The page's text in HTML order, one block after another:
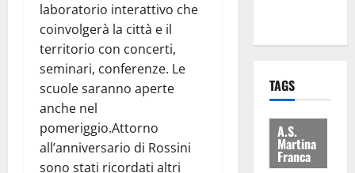
laboratorio interattivo che
coinvolgerà la città e il
territorio con concerti,
seminari, conferenze. Le
scuole saranno aperte
anche nel
pomeriggio.Attorno
all’anniversario di Rossini
sono stati ricordati altri
TAGS
A.S.
Martina
Franca